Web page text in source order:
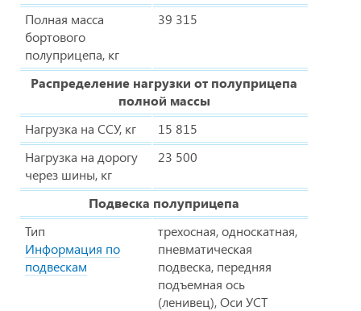
Полная масса
бортового
полуприцепа, кг
39 315
Распределение нагрузки от полуприцепа
полной массы
Нагрузка на ССУ, кг
15 815
Нагрузка на дорогу
через шины, кг
23 500
Подвеска полуприцепа
Тип
Информация по
подвескам
трехосная, односкатная,
пневматическая
подвеска, передняя
подъемная ось
(ленивец), Оси УСТ